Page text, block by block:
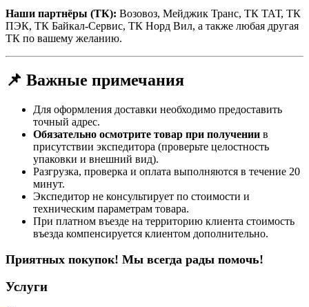
Наши партнёры (ТК): Возовоз, Мейджик Транс, ТК ТАТ, ТК
ПЭК, ТК Байкал-Сервис, ТК Норд Вил, а также любая другая
ТК по вашему желанию.
📌 Важные примечания
Для оформления доставки необходимо предоставить
точный адрес.
Обязательно осмотрите товар при получении в
присутствии экспедитора (проверьте целостность
упаковки и внешний вид).
Разгрузка, проверка и оплата выполняются в течение 20
минут.
Экспедитор не консультирует по стоимости и
техническим параметрам товара.
При платном въезде на территорию клиента стоимость
въезда компенсируется клиентом дополнительно.
Приятных покупок! Мы всегда рады помочь!
Услуги